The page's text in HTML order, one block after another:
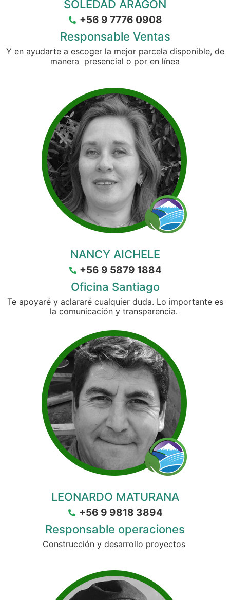
SOLEDAD ARAGÓN
+56 9 7776 0908
Responsable Ventas
Y en ayudarte a escoger la mejor parcela disponible, de
manera presencial o por en línea
NANCY AICHELE
+56 9 5879 1884
Oficina Santiago
Te apoyaré y aclararé cualquier duda. Lo importante es
la comunicación y transparencia.
LEONARDO MATURANA
+56 9 9818 3894
Responsable operaciones
Construcción y desarrollo proyectos